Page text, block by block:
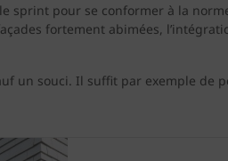
sprint pour se conformer à la
fortement abimées,
un souci. Il suffit par exemple de